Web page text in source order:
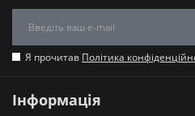
Я прочитав Політика
Інформація